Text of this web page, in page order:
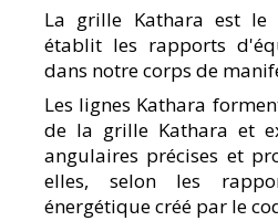
La grille Kathara est
établit les rapports
dans notre corps de
Les lignes Kathara
de la grille Kathara et
angulaires précises et
elles, selon les
énergétique créé par le